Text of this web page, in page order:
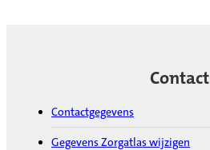
Contact
Contactgegevens
Gegevens Zorgatlas wijzigen